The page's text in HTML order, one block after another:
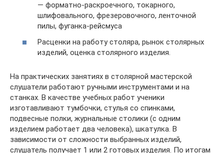
— форматно-раскроечного, токарного,
шлифовального, фрезеровочного, ленточной
пилы, фуганка-рейсмуса
Расценки на работу столяра, рынок столярных
изделий, оценка столярного изделия.
На практических занятиях в столярной мастерской
слушатели работают ручными инструментами и на
станках. В качестве учебных работ ученики
изготавливают тумбочки, стулья со спинками,
подвесные полки, журнальные столики (с одним
изделием работает два человека), шкатулка. В
зависимости от сложности выбранных изделий,
слушатель получает 1 или 2 готовых изделия. По итогам